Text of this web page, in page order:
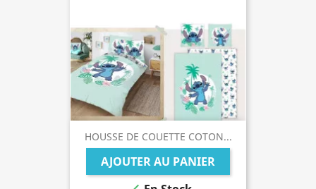
HOUSSE DE COUETTE COTON...
AJOUTER AU PANIER